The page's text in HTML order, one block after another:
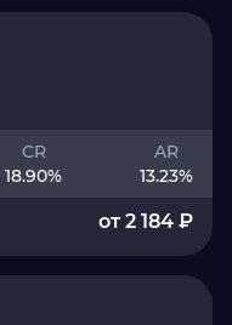
CR
18.90%
AR
13.23%
от 2 184 ₽